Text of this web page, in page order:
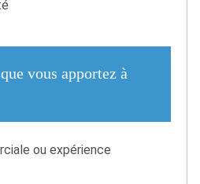
vous apportez à
ou expérience